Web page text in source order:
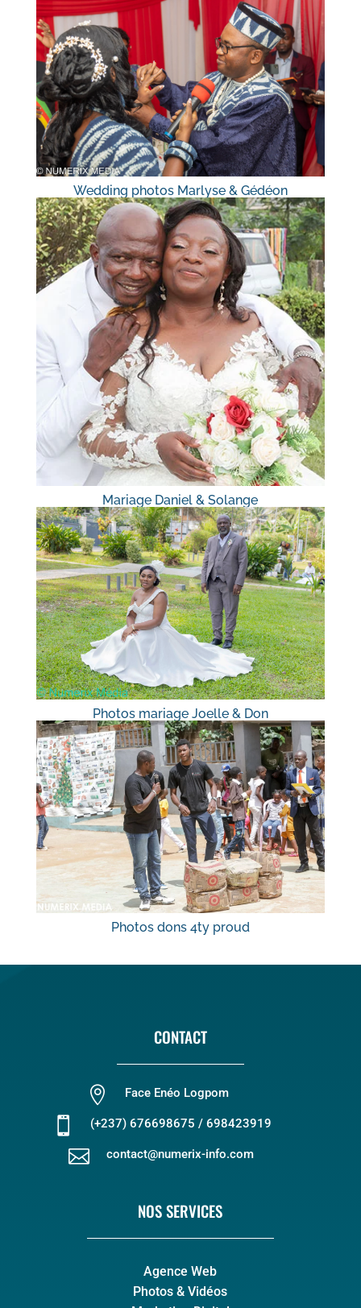
Wedding photos Marlyse & Gédéon
Mariage Daniel & Solange
Photos mariage Joelle & Don
Photos dons 4ty proud
CONTACT
 Face Enéo Logpom
 (+237) 676698675 / 698423919
 contact@numerix-info.com
NOS SERVICES
Agence Web
Photos & Vidéos